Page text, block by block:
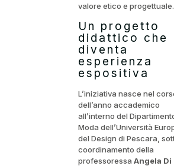
valore etico e progettuale.
Un progetto
didattico che
diventa
esperienza
espositiva
L’iniziativa nasce nel
dell’anno accademico
all’interno del
Moda dell’Università
del Design di Pescara,
coordinamento della
professoressa Angela Di